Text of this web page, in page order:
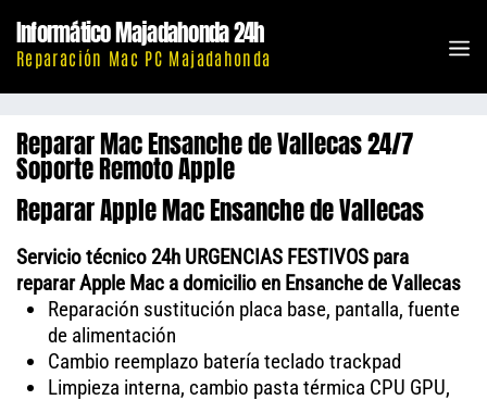
contenido
Informático Majadahonda 24h
Reparación Mac PC Majadahonda
Reparar Mac Ensanche de Vallecas 24/7
Soporte Remoto Apple
Reparar Apple Mac Ensanche de Vallecas
Servicio técnico 24h URGENCIAS FESTIVOS para
reparar Apple Mac a domicilio en Ensanche de Vallecas
Reparación sustitución placa base, pantalla, fuente
de alimentación
Cambio reemplazo batería teclado trackpad
Limpieza interna, cambio pasta térmica CPU GPU,